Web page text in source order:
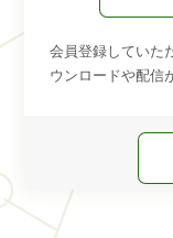
会員登録していた
ウンロードや配信